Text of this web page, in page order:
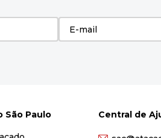
São Paulo Central de